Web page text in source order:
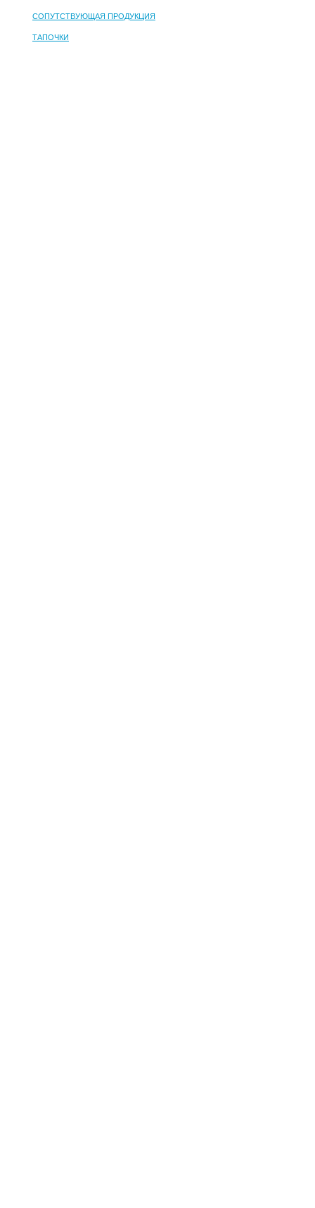
СОПУТСТВУЮЩАЯ ПРОДУКЦИЯ
ТАПОЧКИ